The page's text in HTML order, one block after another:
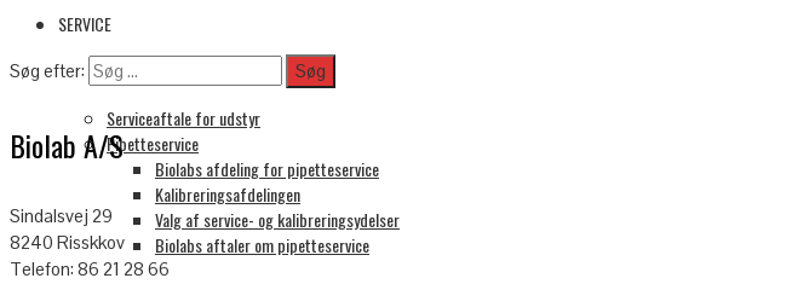
SERVICE
Serviceaftale for udstyr
Pipetteservice
Biolabs afdeling for pipetteservice
Kalibreringsafdelingen
Valg af service- og kalibreringsydelser
Biolabs aftaler om pipetteservice
Søg efter:
Biolab A/S
Sindalsvej 29
8240 Risskkov
Telefon: 86 21 28 66